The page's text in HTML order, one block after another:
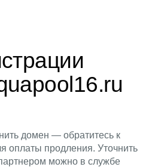
домен — обратитесь к
оплаты продления. Уточнить
можно в службе